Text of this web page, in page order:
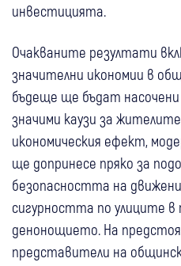
инвестицията.
Очакваните резултати
значителни икономии в
бъдеще ще бъдат насочени
значими каузи за
икономическия ефект,
ще допринесе пряко за
безопасността на
сигурността по улиците
денонощието. На
представители на